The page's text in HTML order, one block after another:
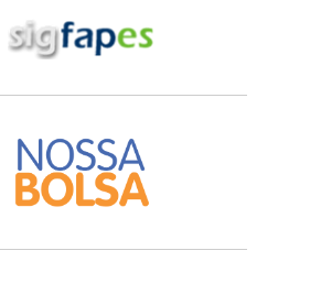
CIENTÍFICA
3ª chamada até 20/08/2026